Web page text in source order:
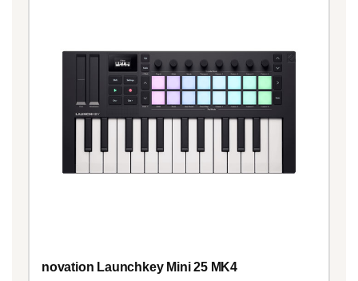
novation Launchkey Mini 25 MK4